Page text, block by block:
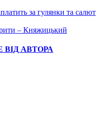
за гулянки та салют
– Княжицький
ВІД АВТОРА